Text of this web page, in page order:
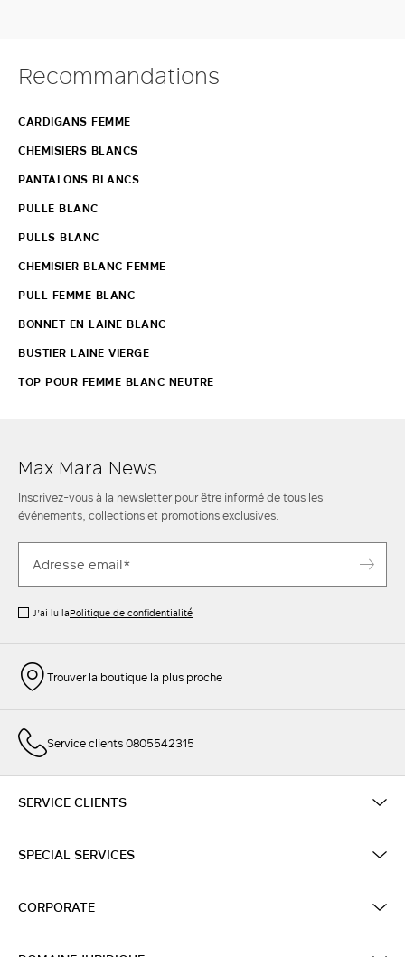
Recommandations
CARDIGANS FEMME
CHEMISIERS BLANCS
PANTALONS BLANCS
PULLE BLANC
PULLS BLANC
CHEMISIER BLANC FEMME
PULL FEMME BLANC
BONNET EN LAINE BLANC
BUSTIER LAINE VIERGE
TOP POUR FEMME BLANC NEUTRE
Max Mara News
Inscrivez-vous à la newsletter pour être informé de tous les
événements, collections et promotions exclusives.
J’ai lu laPolitique de confidentialité
Trouver la boutique la plus proche
Service clients 0805542315
SERVICE CLIENTS
SPECIAL SERVICES
CORPORATE